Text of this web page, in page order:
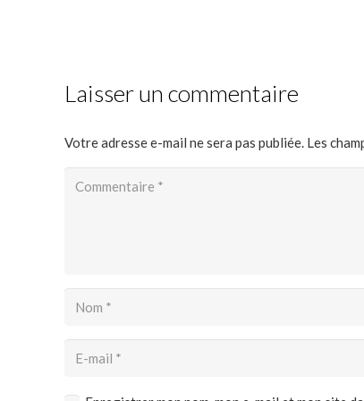
Laisser un commentaire
Votre adresse e-mail ne sera pas publiée. Les